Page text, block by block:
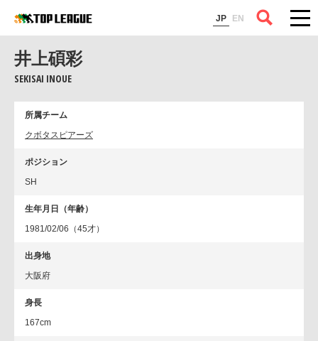
JP EN
コラム
井上碩彩
SEKISAI INOUE
所属チーム
クボタスピアーズ
ポジション
SH
生年月日（年齢）
1981/02/06（45才）
出身地
大阪府
身長
167cm